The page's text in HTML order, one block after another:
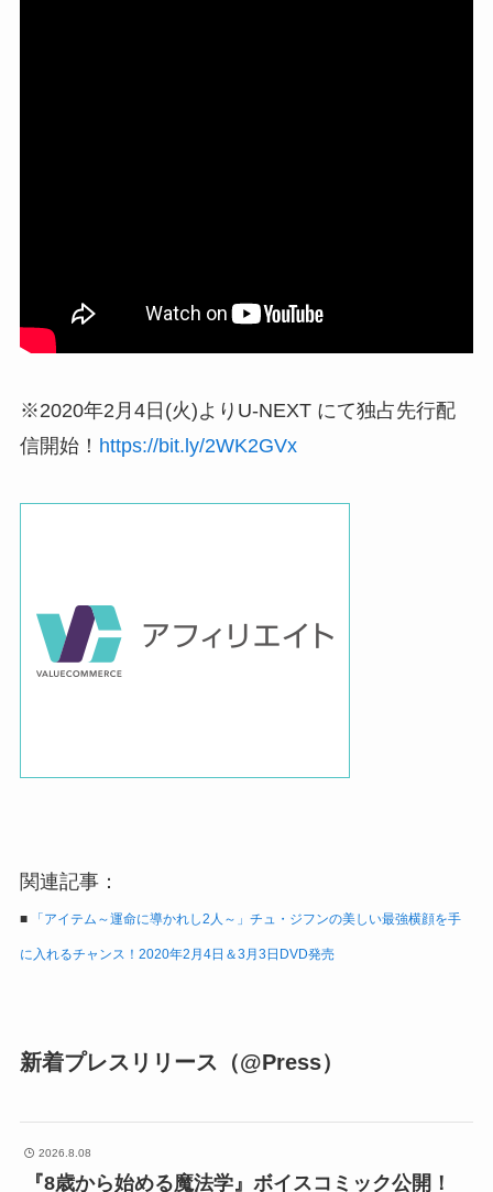
※2020年2月4日(火)よりU-NEXT にて独占先行配
信開始！ https://bit.ly/2WK2GVx
関連記事：
■ 「アイテム～運命に導かれし2人～」チュ・ジフンの美しい最強横顔を手
に入れるチャンス！2020年2月4日＆3月3日DVD発売
新着プレスリリース（@Press）
2026.8.08
『8歳から始める魔法学』ボイスコミック公開！